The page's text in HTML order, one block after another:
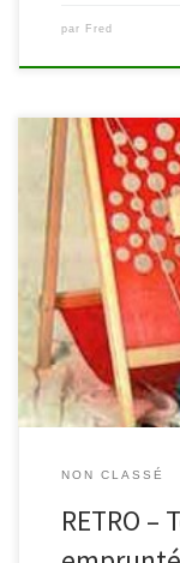
par Fred
En 2015, vous
bibliothèque de
Découvrez ci-
Il y en a pour tous
des jeux éducatifs
NON CLASSÉ
RETRO –